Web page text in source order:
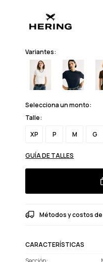
Variantes:
Selecciona un monto:
Talle:
XP
P M G
GUÍA DE TALLES
Métodos y costos
CARACTERÍSTICAS